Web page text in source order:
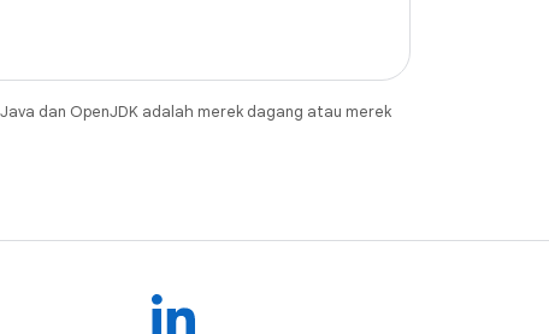
dan OpenJDK adalah merek dagang atau merek